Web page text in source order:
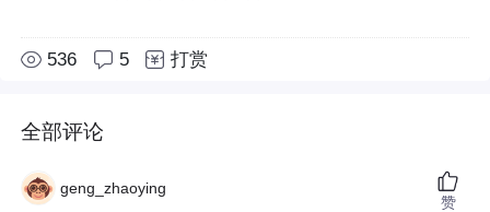
536 5 打赏
全部评论
geng_zhaoying
赞